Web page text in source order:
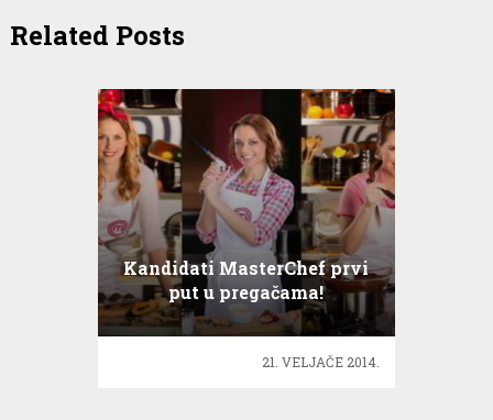
Related Posts
Kandidati MasterChef prvi
put u pregačama!
21. VELJAČE 2014.